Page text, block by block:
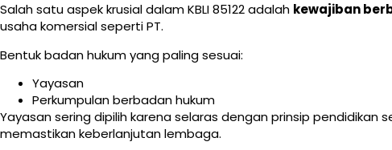
Salah satu aspek krusial dalam KBLI 85122 adalah kewajiban
usaha komersial seperti PT.
Bentuk badan hukum yang paling sesuai:
Yayasan
Perkumpulan berbadan hukum
Yayasan sering dipilih karena selaras dengan prinsip
memastikan keberlanjutan lembaga.